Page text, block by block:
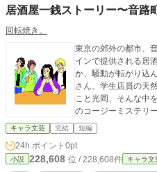
居酒屋一銭ストーリー〜音路
回転焼き。
東京の郊外の都市、
インで提供される居
か、騒動が転がり込んできて… 店主の元
さん、学生店員の天
こと光岡、そんな中
のコージーミステリー
キャラ文芸 完結 短編
24h.ポイント 0pt
小説 228,608 位 / 228,608件 キャラ文